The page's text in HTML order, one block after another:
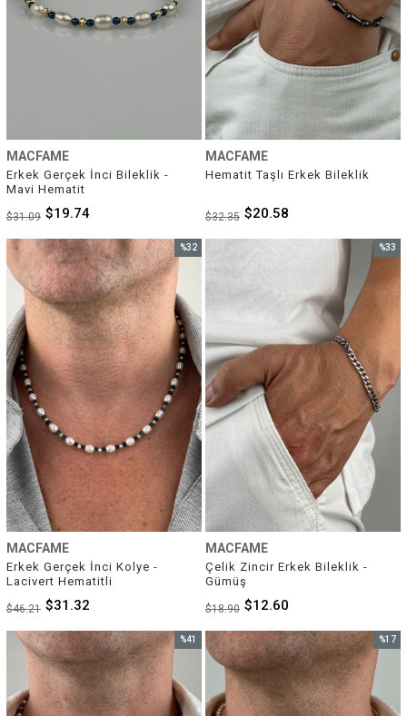
MACFAME
Erkek Gerçek İnci Bileklik -
Mavi Hematit
$19.74
$31.09
MACFAME
Hematit Taşlı Erkek Bileklik
$20.58
$32.35
MACFAME
Erkek Gerçek İnci Kolye -
Lacivert Hematitli
$31.32
$46.21
%32
İndirim
%32İndirim
MACFAME
Çelik Zincir Erkek Bileklik -
Gümüş
$12.60
$18.90
%33
%41
%17
İndirim